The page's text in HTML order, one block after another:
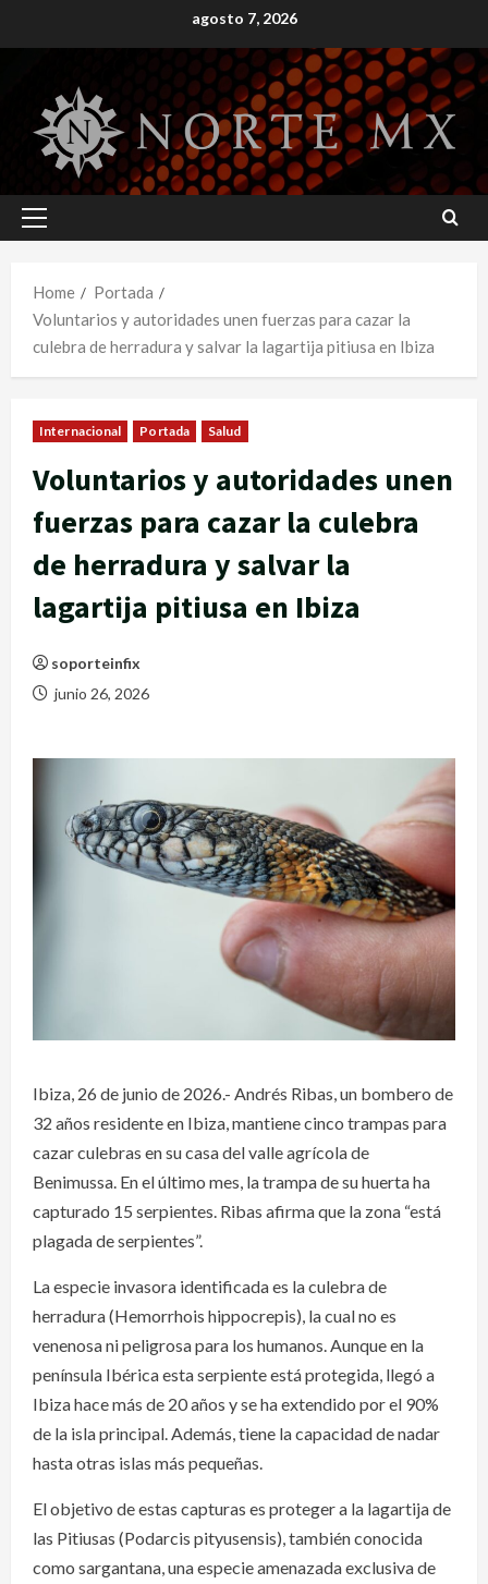
to
agosto 7, 2026
Primary
Home
Portada
Voluntarios y autoridades unen fuerzas para cazar la
culebra de herradura y salvar la lagartija pitiusa en Ibiza
Internacional Portada Salud
Voluntarios y autoridades unen
fuerzas para cazar la culebra
de herradura y salvar la
lagartija pitiusa en Ibiza
soporteinfix
junio 26, 2026
Ibiza, 26 de junio de 2026.- Andrés Ribas, un bombero de
32 años residente en Ibiza, mantiene cinco trampas para
cazar culebras en su casa del valle agrícola de
Benimussa. En el último mes, la trampa de su huerta ha
capturado 15 serpientes. Ribas afirma que la zona “está
plagada de serpientes”.
La especie invasora identificada es la culebra de
herradura (Hemorrhois hippocrepis), la cual no es
venenosa ni peligrosa para los humanos. Aunque en la
península Ibérica esta serpiente está protegida, llegó a
Ibiza hace más de 20 años y se ha extendido por el 90%
de la isla principal. Además, tiene la capacidad de nadar
hasta otras islas más pequeñas.
El objetivo de estas capturas es proteger a la lagartija de
las Pitiusas (Podarcis pityusensis), también conocida
como sargantana, una especie amenazada exclusiva de